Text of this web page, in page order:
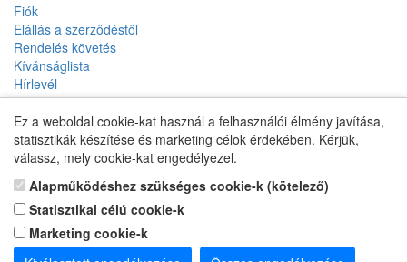
Fiók
Elállás a szerződéstől
Rendelés követés
Kívánságlista
Hírlevél
Gyermek Ékszer Shop
Ez a weboldal cookie-kat használ a felhasználói élmény javítása,
statisztikák készítése és marketing célok érdekében. Kérjük,
válassz, mely cookie-kat engedélyezel.
Alapműködéshez szükséges cookie-k (kötelező)
Statisztikai célú cookie-k
Marketing cookie-k